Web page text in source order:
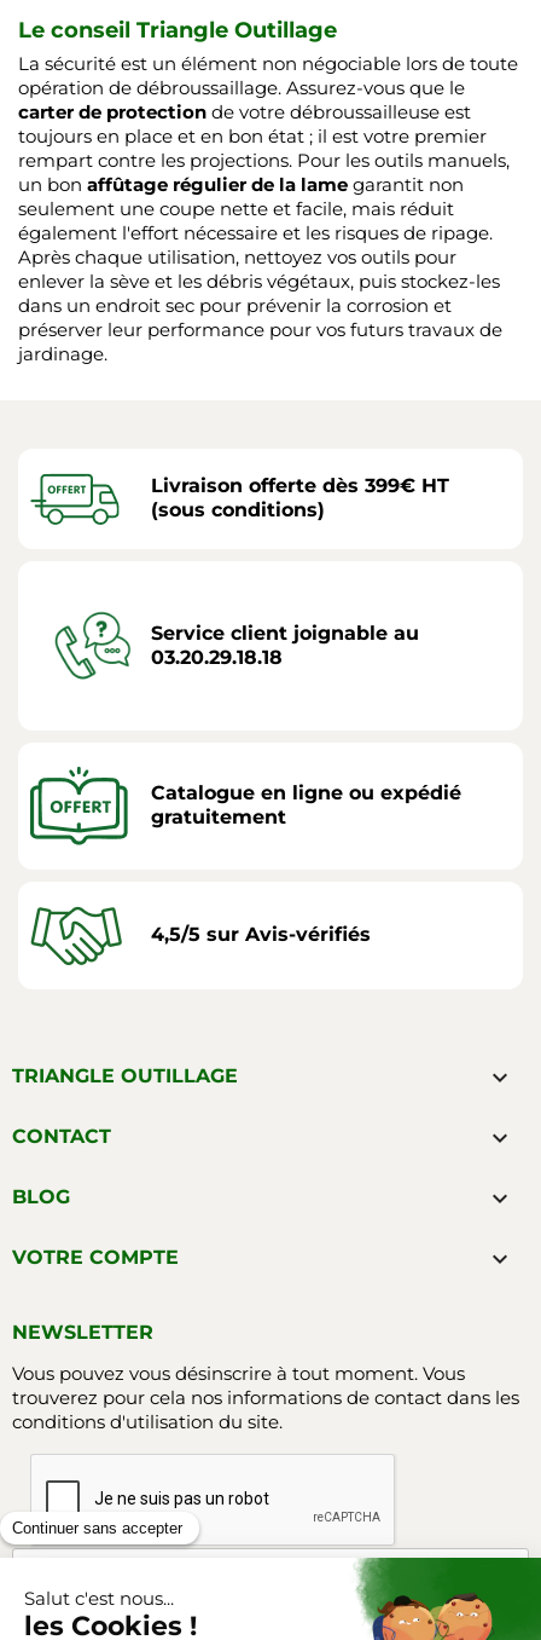
Le conseil Triangle Outillage
La sécurité est un élément non négociable lors de toute
opération de débroussaillage. Assurez-vous que le
carter de protection de votre débroussailleuse est
toujours en place et en bon état ; il est votre premier
rempart contre les projections. Pour les outils manuels,
un bon affûtage régulier de la lame garantit non
seulement une coupe nette et facile, mais réduit
également l'effort nécessaire et les risques de ripage.
Après chaque utilisation, nettoyez vos outils pour
enlever la sève et les débris végétaux, puis stockez-les
dans un endroit sec pour prévenir la corrosion et
préserver leur performance pour vos futurs travaux de
jardinage.
Livraison offerte dès 399€ HT
(sous conditions)
Service client joignable au
03.20.29.18.18
Catalogue en ligne ou expédié
gratuitement
4,5/5 sur Avis-vérifiés
TRIANGLE OUTILLAGE 
CONTACT 
BLOG 
VOTRE COMPTE 
NEWSLETTER
Vous pouvez vous désinscrire à tout moment. Vous
trouverez pour cela nos informations de contact dans les
conditions d'utilisation du site.